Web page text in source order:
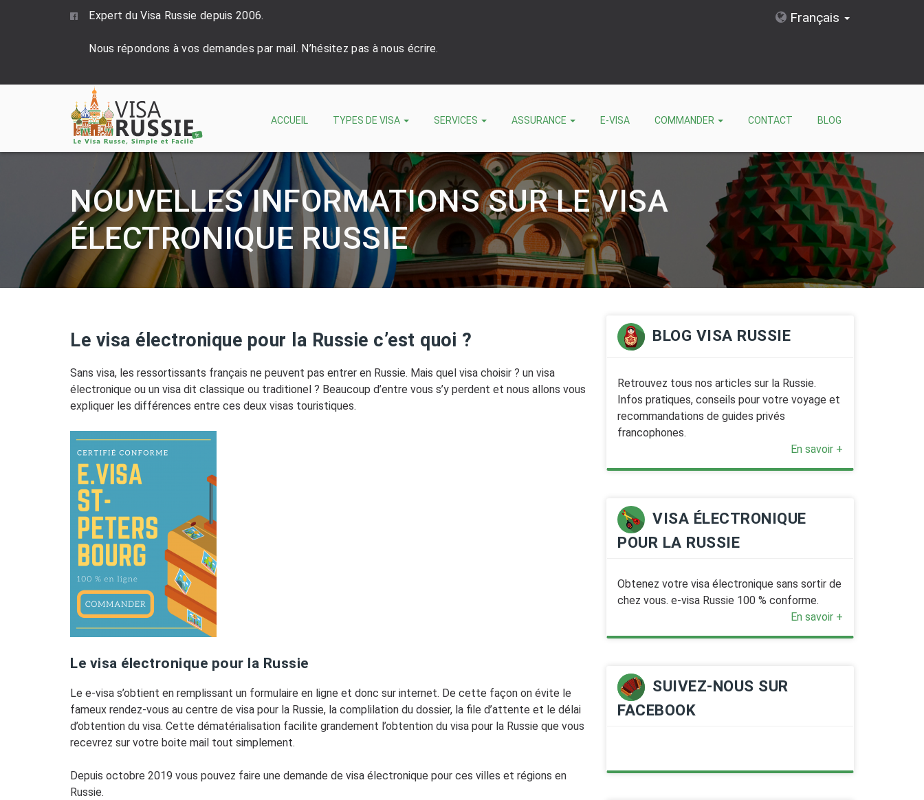
Expert du Visa Russie depuis 2006.
Nous répondons à vos demandes par mail. N’hésitez pas à nous écrire.
Français
ACCUEIL TYPES DE VISA SERVICES ASSURANCE E-VISA COMMANDER CONTACT BLOG
NOUVELLES INFORMATIONS SUR LE VISA
ÉLECTRONIQUE RUSSIE
Le visa électronique pour la Russie c’est quoi ?
Sans visa, les ressortissants français ne peuvent pas entrer en Russie. Mais quel visa choisir ? un visa
électronique ou un visa dit classique ou traditionel ? Beaucoup d’entre vous s’y perdent et nous allons vous
expliquer les différences entre ces deux visas touristiques.
Le visa électronique pour la Russie
Le e-visa s’obtient en remplissant un formulaire en ligne et donc sur internet. De cette façon on évite le
fameux rendez-vous au centre de visa pour la Russie, la complilation du dossier, la file d’attente et le délai
d’obtention du visa. Cette dématérialisation facilite grandement l’obtention du visa pour la Russie que vous
recevrez sur votre boite mail tout simplement.
Depuis octobre 2019 vous pouvez faire une demande de visa électronique pour ces villes et régions en
Russie.
BLOG VISA RUSSIE
Retrouvez tous nos articles sur la Russie.
Infos pratiques, conseils pour votre voyage et
recommandations de guides privés
francophones.
En savoir +
VISA ÉLECTRONIQUE
POUR LA RUSSIE
Obtenez votre visa électronique sans sortir de
chez vous. e-visa Russie 100 % conforme.
En savoir +
SUIVEZ-NOUS SUR
FACEBOOK